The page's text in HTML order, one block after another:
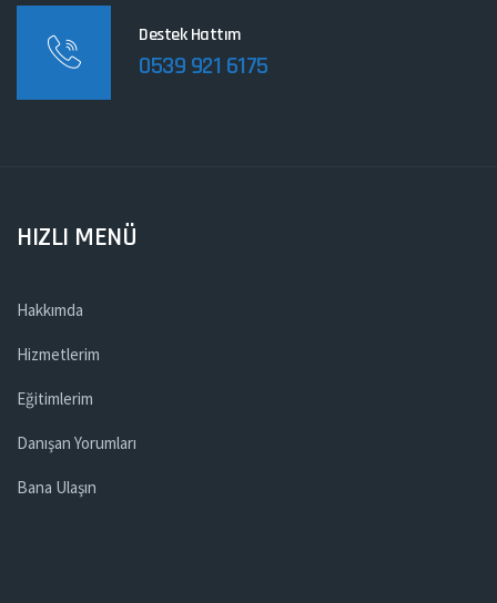
Destek Hattım
0539 921 6175
HIZLI MENÜ
Hakkımda
Hizmetlerim
Eğitimlerim
Danışan Yorumları
Bana Ulaşın